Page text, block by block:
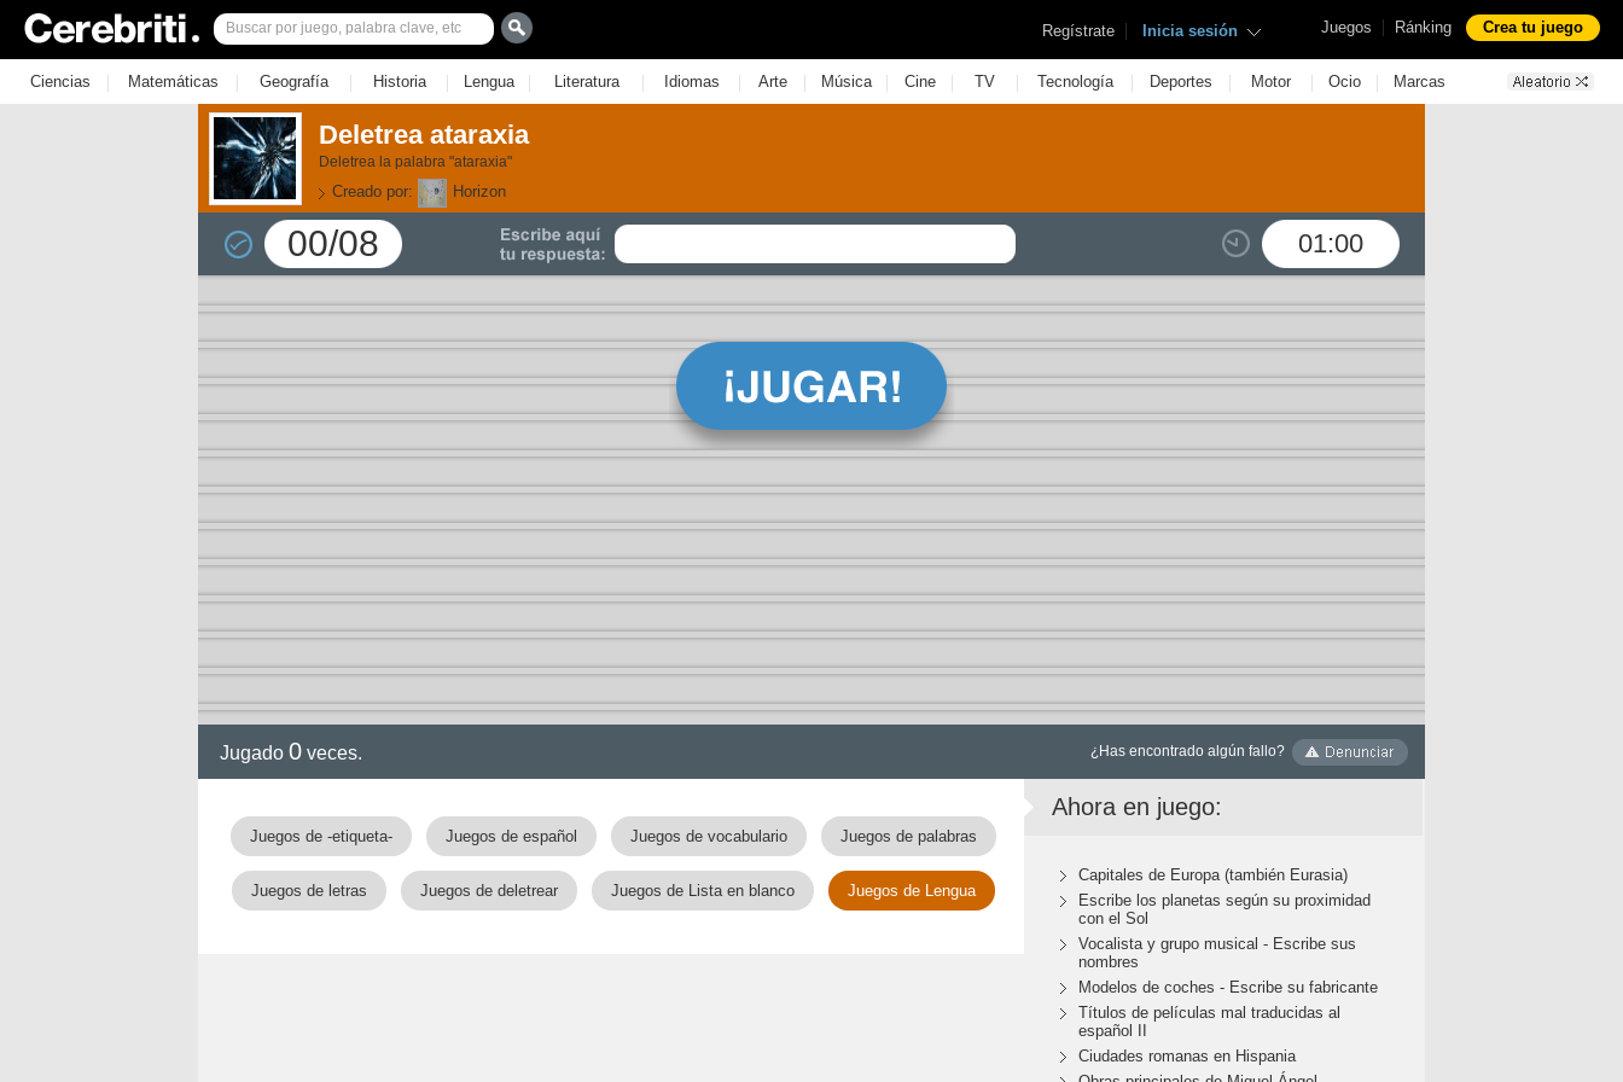
Juegos | Ránking Crea tu juego
Regístrate | Inicia sesión
Ciencias | Matemáticas | Geografía | Historia | Lengua | Literatura | Idiomas | Arte | Música | Cine | TV | Tecnología | Deportes | Motor | Ocio | Marcas
Deletrea ataraxia
Deletrea la palabra "ataraxia"
Creado por: Horizon
00/08 01:00
Jugado 0 veces. ¿Has encontrado algún fallo?
Juegos de -etiqueta- Juegos de español Juegos de vocabulario Juegos de palabras
Juegos de letras Juegos de deletrear Juegos de Lista en blanco Juegos de Lengua
Ahora en juego:
Capitales de Europa (también Eurasia)
Escribe los planetas según su proximidad
con el Sol
Vocalista y grupo musical - Escribe sus
nombres
Modelos de coches - Escribe su fabricante
Títulos de películas mal traducidas al
español II
Ciudades romanas en Hispania